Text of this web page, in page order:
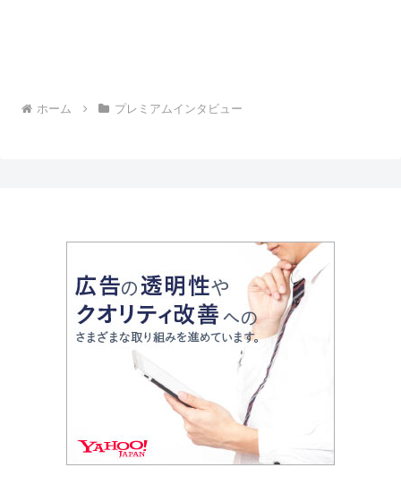
ホーム プレミアムインタビュー